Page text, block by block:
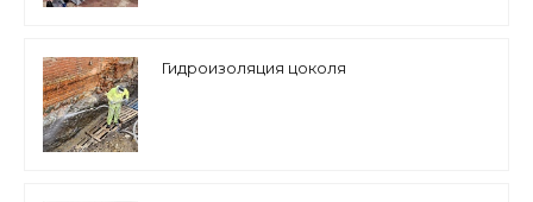
Гидроизоляция цоколя